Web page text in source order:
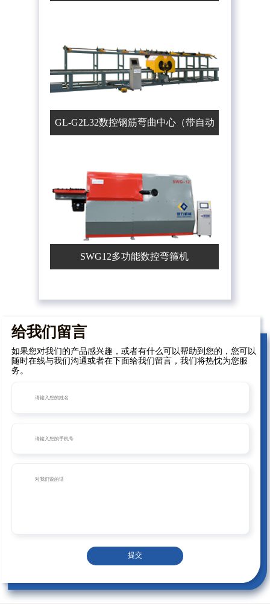
GL-G2L32数控钢筋弯曲中心（带自动
SWG12多功能数控弯箍机
给我们留言
如果您对我们的产品感兴趣，或者有什么可以帮助到您的，您可以
随时在线与我们沟通或者在下面给我们留言，我们将热忱为您服
务。
提交